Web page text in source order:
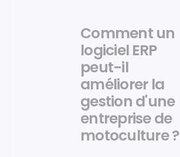
Comment un
logiciel ERP
peut-il
améliorer la
gestion d'une
entreprise de
motoculture ?